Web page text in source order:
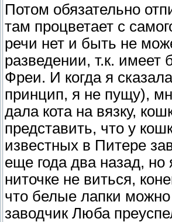
Потом обязательно
там процветает с
речи нет и быть не
разведении, т.к. имеет
Фреи. И когда я
принцип, я не пущу),
дала кота на вязку,
представить, что у
известных в Питере
еще года два назад, но
ниточке не виться,
что белые лапки
заводчик Люба